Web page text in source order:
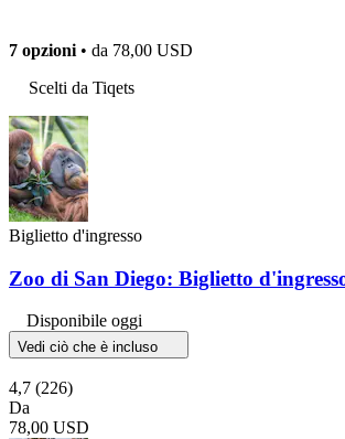
7 opzioni • da 78,00 USD
Scelti da Tiqets
Biglietto d'ingresso
Zoo di San Diego: Biglietto
Disponibile oggi
Vedi ciò che è incluso
4,7 (226)
Da
78,00 USD